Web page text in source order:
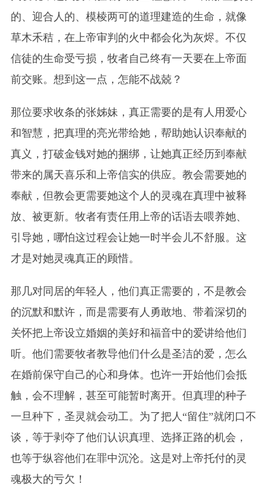
的、迎合人的、模棱两可的道理建造的生命，就像
草木禾秸，在上帝审判的火中都会化为灰烬。不仅
信徒的生命受亏损，牧者自己终有一天要在上帝面
前交账。想到这一点，怎能不战兢？
那位要求收条的张姊妹，真正需要的是有人用爱心
和智慧，把真理的亮光带给她，帮助她认识奉献的
真义，打破金钱对她的捆绑，让她真正经历到奉献
带来的属天喜乐和上帝信实的供应。教会需要她的
奉献，但教会更需要她这个人的灵魂在真理中被释
放、被更新。牧者有责任用上帝的话语去喂养她、
引导她，哪怕这过程会让她一时半会儿不舒服。这
才是对她灵魂真正的顾惜。
那几对同居的年轻人，他们真正需要的，不是教会
的沉默和默许，而是需要有人勇敢地、带着深切的
关怀把上帝设立婚姻的美好和福音中的爱讲给他们
听。他们需要牧者教导他们什么是圣洁的爱，怎么
在婚前保守自己的心和身体。也许一开始他们会抵
触，会不理解，甚至可能暂时离开。但真理的种子
一旦种下，圣灵就会动工。为了把人“留住”就闭口不
谈，等于剥夺了他们认识真理、选择正路的机会，
也等于纵容他们在罪中沉沦。这是对上帝托付的灵
魂极大的亏欠！